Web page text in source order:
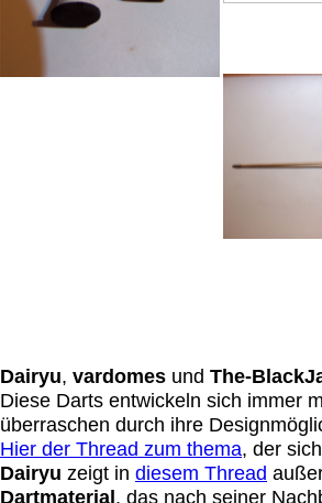
Dairyu, vardomes und The-
Diese Darts entwickeln sich immer
überraschen durch ihre
Hier der Thread zum thema, der
Dairyu zeigt in diesem Thread
Dartmaterial, das nach seiner